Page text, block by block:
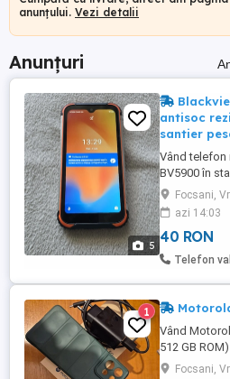
anunțului. Vezi detalii
Anunțuri
5
antisoc
santier
Vând telefon
BV5900 în
impecabilă -
un telefon
special
(șantiere,
aer liber).
Focsani,
azi 14:03
40 RON
Telefon
1
Vând
512 GB
husa.Focsani,